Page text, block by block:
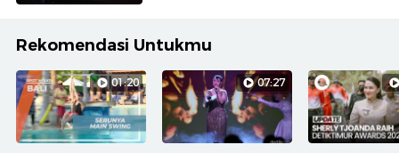
Rekomendasi Untukmu
01:20 07:27